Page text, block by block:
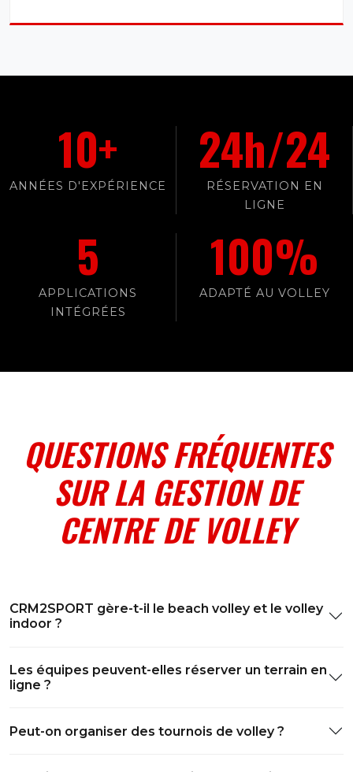
10+
ANNÉES D'EXPÉRIENCE
24h/24
RÉSERVATION EN
LIGNE
5
APPLICATIONS
INTÉGRÉES
100%
ADAPTÉ AU VOLLEY
QUESTIONS FRÉQUENTES
SUR LA GESTION DE
CENTRE DE VOLLEY
CRM2SPORT gère-t-il le beach volley et le volley
indoor ?
Les équipes peuvent-elles réserver un terrain en
ligne ?
Peut-on organiser des tournois de volley ?